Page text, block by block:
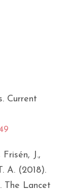
Current
J.,
A. (2018).
The Lancet